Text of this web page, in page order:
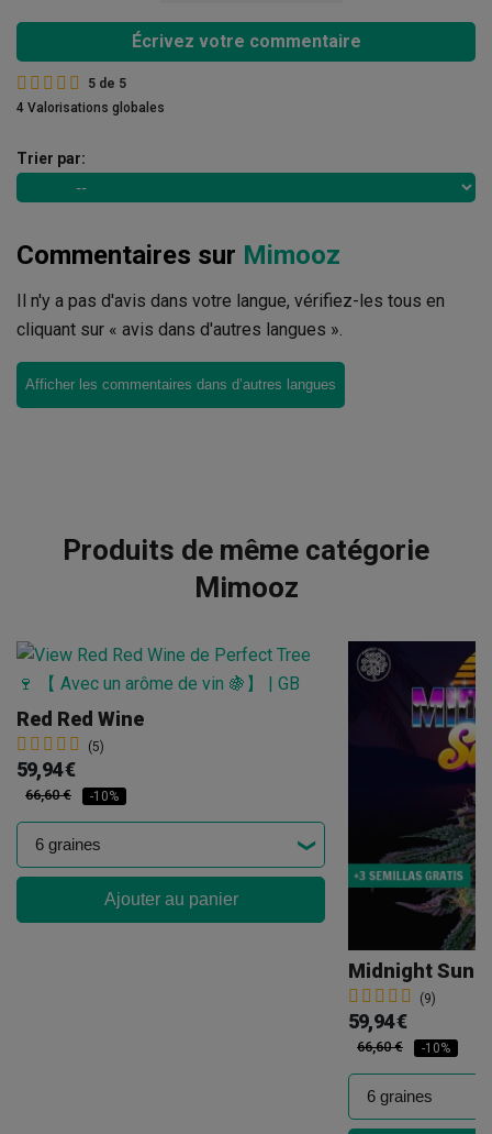
Écrivez votre commentaire
5 de 5
4 Valorisations globales
Trier par:
Commentaires sur Mimooz
Il n'y a pas d'avis dans votre langue, vérifiez-les tous en
cliquant sur « avis dans d'autres langues ».
Afficher les commentaires dans d’autres langues
Produits de même catégorie
Mimooz
Red Red Wine
(5)
59,94 €
66,60 € -10%
Ajouter au panier
Midnight
(9)
59,94 €
66,60 € -10%